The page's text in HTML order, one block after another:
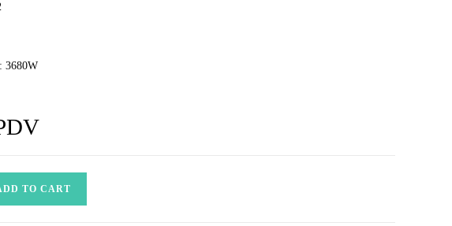
3680W
TO CART